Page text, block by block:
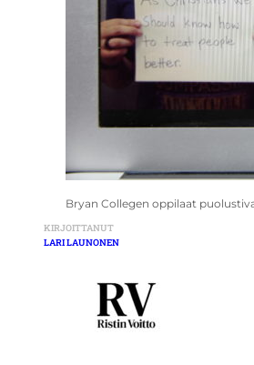
Bryan Collegen oppilaat
KIRJOITTANUT
LARI LAUNONEN